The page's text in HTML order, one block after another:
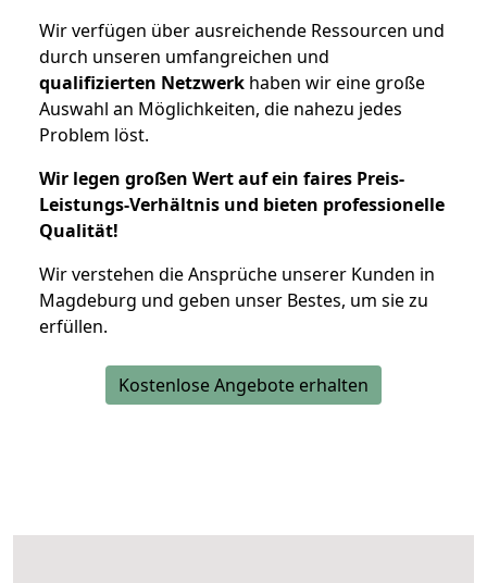
Wir verfügen über ausreichende Ressourcen und
durch unseren umfangreichen und
qualifizierten Netzwerk haben wir eine große
Auswahl an Möglichkeiten, die nahezu jedes
Problem löst.
Wir legen großen Wert auf ein faires Preis-
Leistungs-Verhältnis und bieten professionelle
Qualität!
Wir verstehen die Ansprüche unserer Kunden in
Magdeburg und geben unser Bestes, um sie zu
erfüllen.
Kostenlose Angebote erhalten